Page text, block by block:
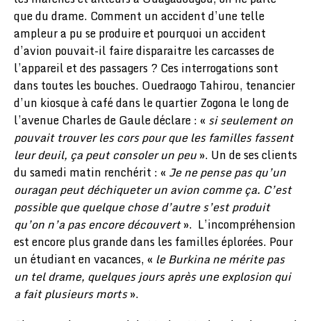
que du drame. Comment un accident d’une telle
ampleur a pu se produire et pourquoi un accident
d’avion pouvait-il faire disparaitre les carcasses de
l’appareil et des passagers ? Ces interrogations sont
dans toutes les bouches. Ouedraogo Tahirou, tenancier
d’un kiosque à café dans le quartier Zogona le long de
l’avenue Charles de Gaule déclare : « si seulement on
pouvait trouver les cors pour que les familles fassent
leur deuil, ça peut consoler un peu». Un de ses clients
du samedi matin renchérit : « Je ne pense pas qu’un
ouragan peut déchiqueter un avion comme ça. C’est
possible que quelque chose d’autre s’est produit
qu’on n’a pas encore découvert». L’incompréhension
est encore plus grande dans les familles éplorées. Pour
un étudiant en vacances, « le Burkina ne mérite pas
un tel drame, quelques jours après une explosion qui
a fait plusieurs morts».